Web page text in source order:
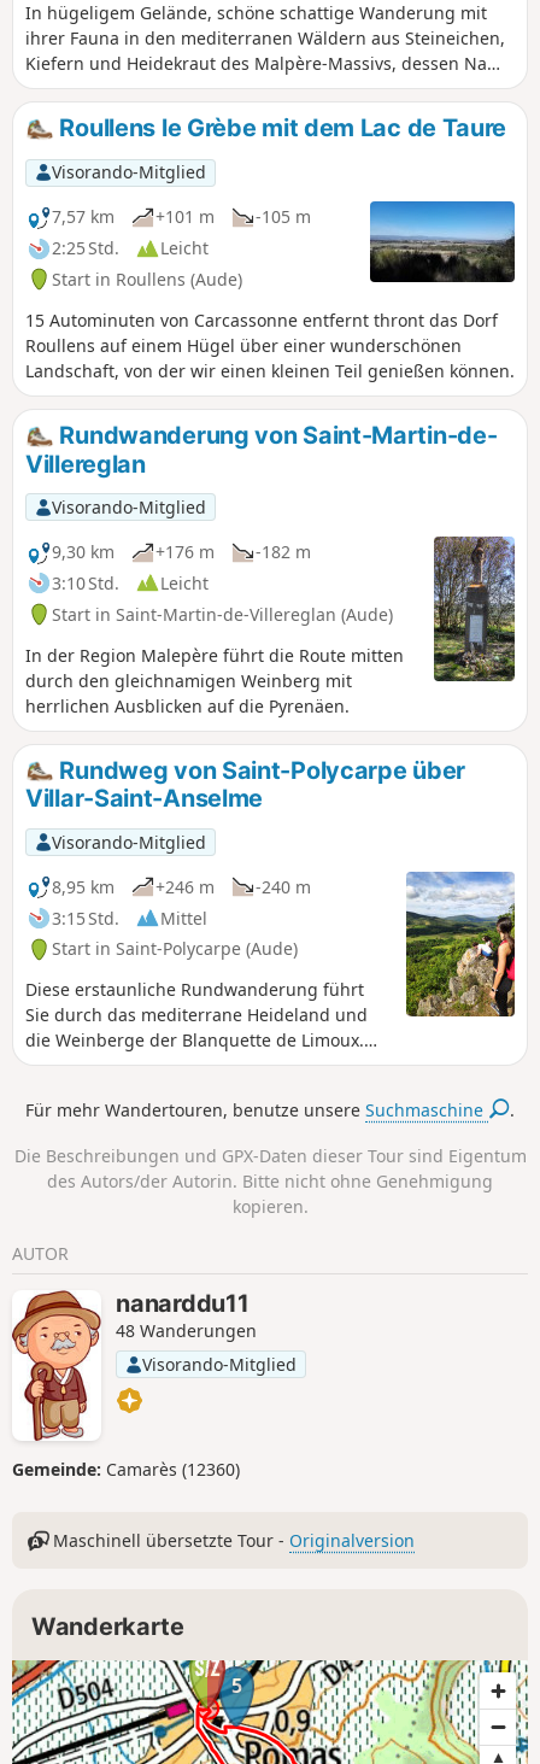
In hügeligem Gelände, schöne schattige Wanderung mit
ihrer Fauna in den mediterranen Wäldern aus Steineichen,
Kiefern und Heidekraut des Malpère-Massivs, dessen Name
„schlechter Stein” bedeutet. Kleines Dorf in Rundbauweise
auf einem Felsvorsprung inmitten einer grünen und
ruhigen Umgebung.
Roullens le Grèbe mit dem Lac de Taure
Visorando-Mitglied
7,57 km
+101 m
-105 m
2:25 Std.
Leicht
Start in Roullens (Aude)
15 Autominuten von Carcassonne entfernt thront das Dorf
Roullens auf einem Hügel über einer wunderschönen
Landschaft, von der wir einen kleinen Teil genießen können.
Rundwanderung von Saint-Martin-de-
Villereglan
Visorando-Mitglied
9,30 km
+176 m
-182 m
3:10 Std.
Leicht
Start in Saint-Martin-de-Villereglan (Aude)
In der Region Malepère führt die Route mitten
durch den gleichnamigen Weinberg mit
herrlichen Ausblicken auf die Pyrenäen.
Rundweg von Saint-Polycarpe über
Villar-Saint-Anselme
Visorando-Mitglied
8,95 km
+246 m
-240 m
3:15 Std.
Mittel
Start in Saint-Polycarpe (Aude)
Diese erstaunliche Rundwanderung führt
Sie durch das mediterrane Heideland und
die Weinberge der Blanquette de Limoux.
Sie starten im Dorf Saint-Polycarpe mit den
dem 8. Jahrhundert und durchqueren den
Anselme. Am Ende der Strecke befindet sich
ein von Yves Duteil gesponsertes Arboretum.
Der Weg ist mit gelben Streifen und Kreisen
markiert.
Für mehr Wandertouren, benutze unsereSuchmaschine .
Die Beschreibungen und GPX-Daten dieser Tour sind Eigentum
des Autors/der Autorin. Bitte nicht ohne Genehmigung
kopieren.
AUTOR
nanarddu11
48 Wanderungen
Visorando-Mitglied
Gemeinde: Camarès (12360)
Maschinell übersetzte Tour - Originalversion
Wanderkarte
5